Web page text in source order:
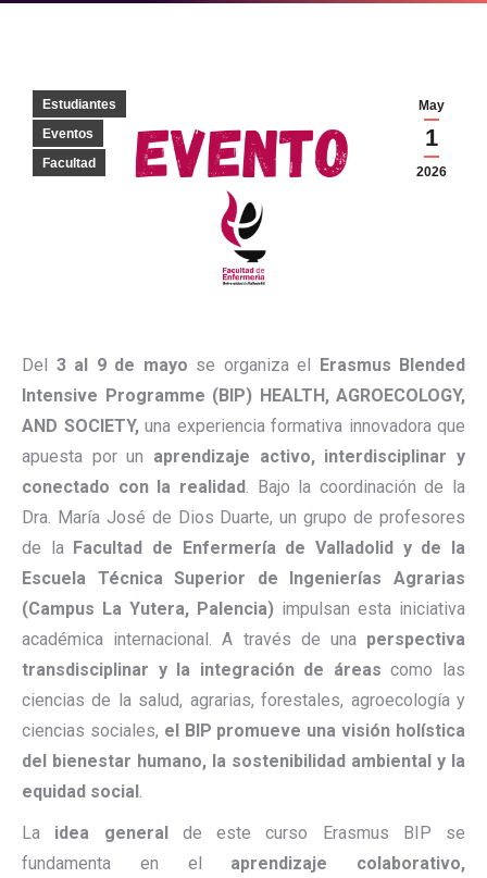
May
1
2026
Estudiantes
Eventos
Facultad
Del 3 al 9 de mayo se organiza el Erasmus Blended
Intensive Programme (BIP) HEALTH, AGROECOLOGY,
AND SOCIETY,una experiencia formativa innovadora que
apuesta por un aprendizaje activo, interdisciplinar y
conectado con la realidad. Bajo la coordinación de la
Dra. María José de Dios Duarte, un grupo de profesores
de la Facultad de Enfermería de Valladolid y de la
Escuela Técnica Superior de Ingenierías Agrarias
(Campus La Yutera, Palencia) impulsan esta iniciativa
académica internacional. A través de una perspectiva
transdisciplinar y la integración de áreas como las
ciencias de la salud, agrarias, forestales, agroecología y
ciencias sociales, el BIP promueve una visión holística
del bienestar humano, la sostenibilidad ambiental y la
equidad social.
La idea generalde este curso Erasmus BIP se
fundamenta en el aprendizaje colaborativo,